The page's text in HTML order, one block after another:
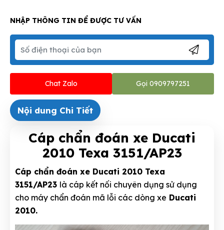
NHẬP THÔNG TIN ĐỂ ĐƯỢC TƯ VẤN
Chat Zalo Gọi 0909797251
Nội dung Chi Tiết
Cáp chẩn đoán xe Ducati
2010 Texa 3151/AP23
Cáp chẩn đoán xe Ducati 2010 Texa
3151/AP23 là cáp kết nối chuyên dụng sử dụng
cho máy chẩn đoán mã lỗi các dòng xe Ducati
2010.